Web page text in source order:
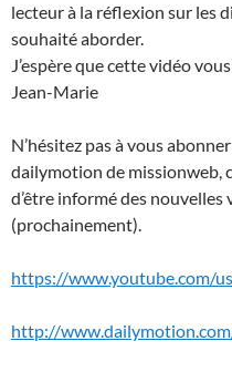
lecteur à la réflexion sur les
souhaité aborder.
J’espère que cette vidéo
Jean-Marie
N’hésitez pas à vous
dailymotion de missionweb,
d’être informé des
(prochainement).
https://www.youtube.com/
http://